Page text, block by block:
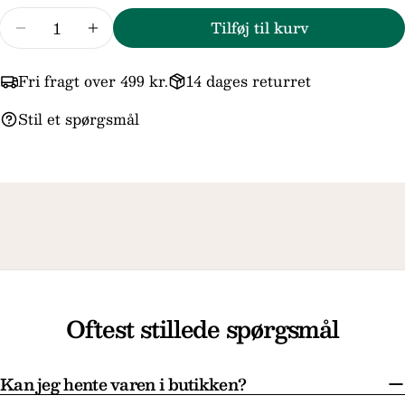
Reducer mængden for Melfia 14kt Guld
Forøg mængden for Melfia 14kt Guld
Tilføj til kurv
Fri fragt over 499 kr.
14 dages returret
Stil et spørgsmål
Felterne markeret med * er obligatoriske.
Send spørgsmål
Oftest stillede spørgsmål
Kan jeg hente varen i butikken?